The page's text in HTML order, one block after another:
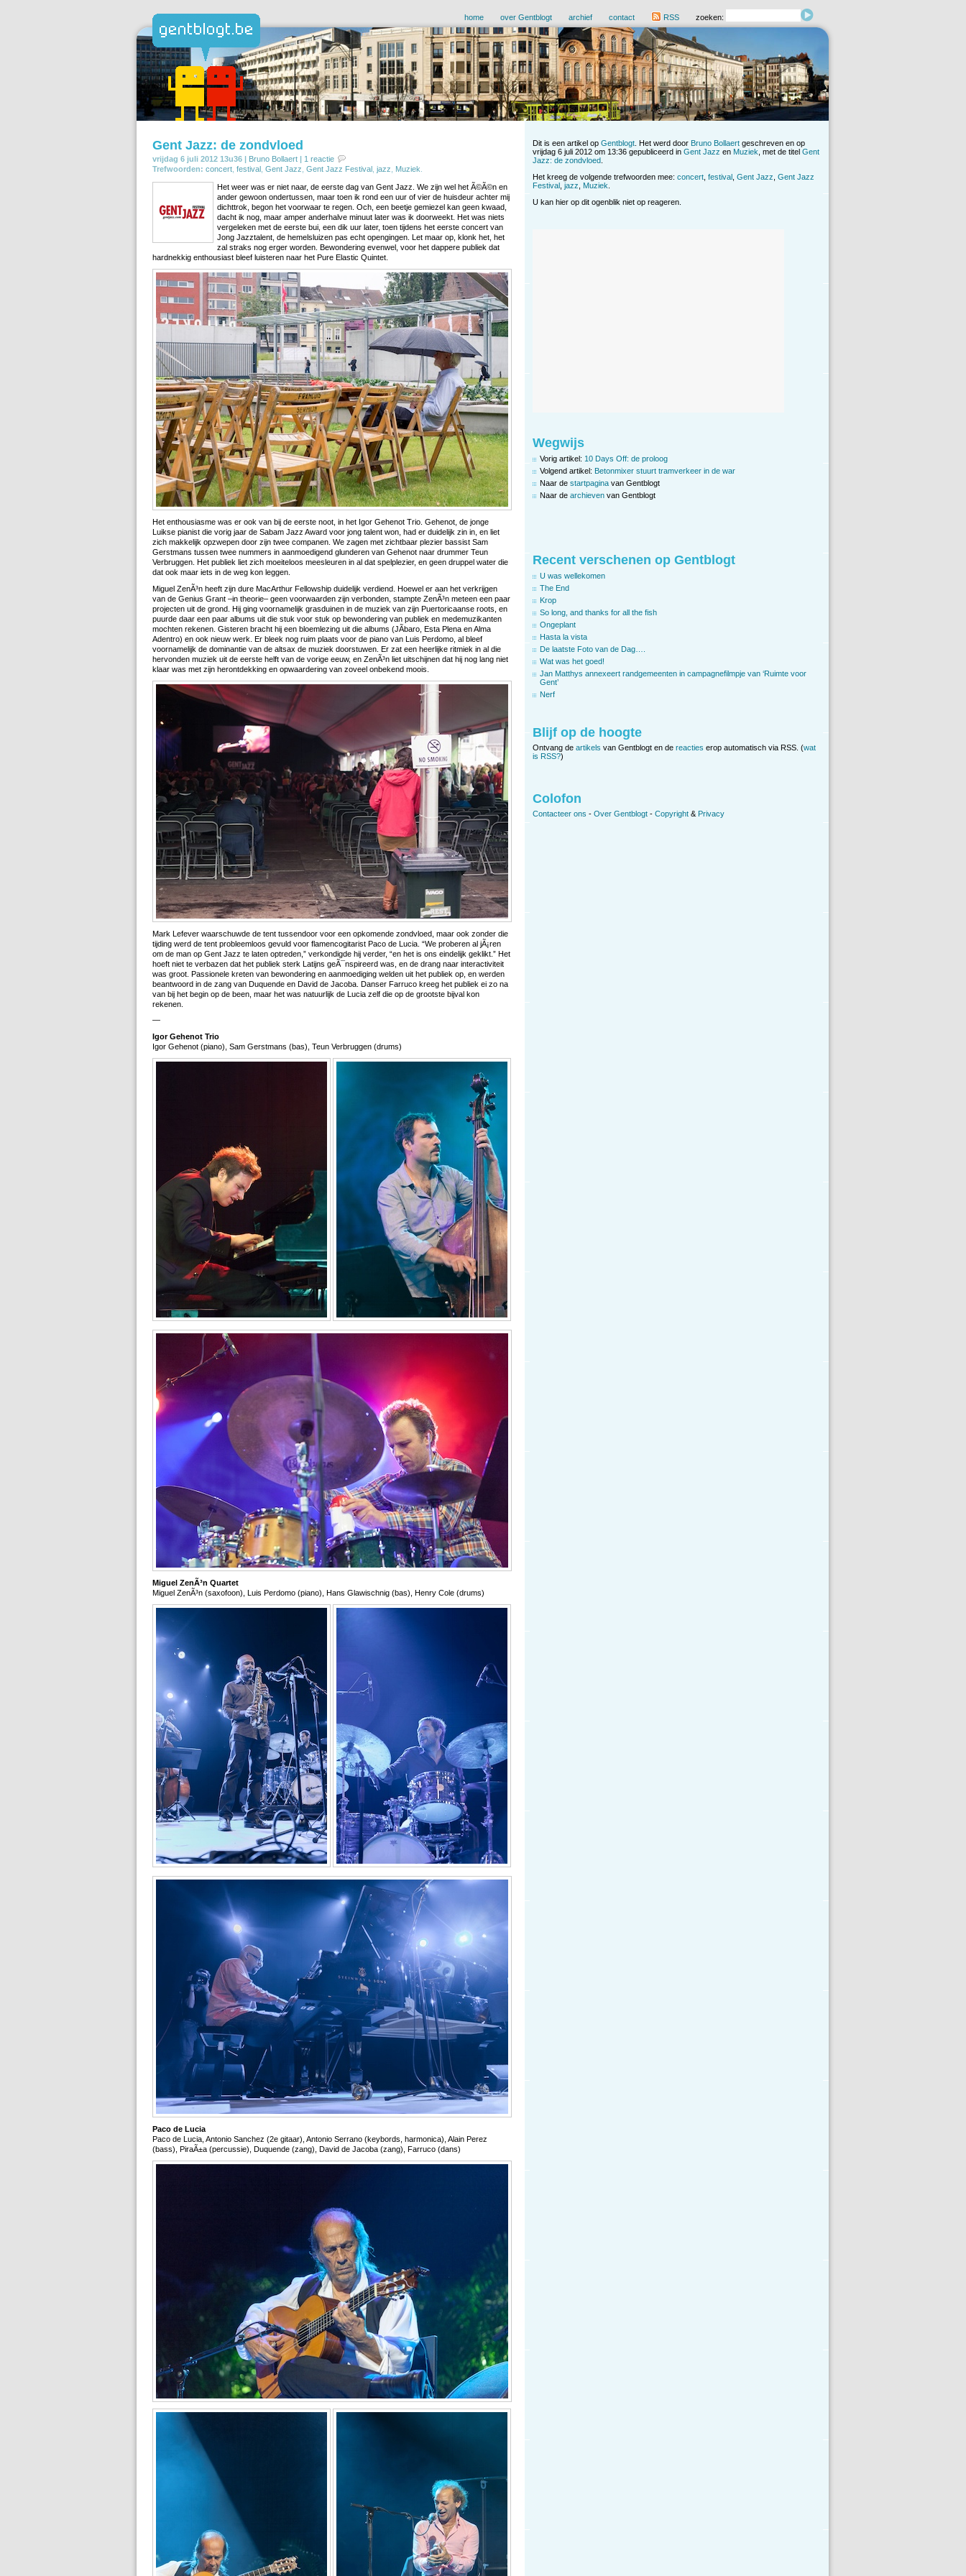
home over Gentblogt archief contact RSS zoeken:
Gent Jazz: de zondvloed
vrijdag 6 juli 2012 13u36 | Bruno Bollaert | 1 reactie
Trefwoorden: concert festival Gent Jazz Gent Jazz Festival jazz Muziek
Het weer was er niet naar, de eerste dag van Gent Jazz. We zijn wel het Ã©Ã©n en
ander gewoon ondertussen, maar toen ik rond een uur of vier de huisdeur achter mij
dichttrok, begon het voorwaar te regen. Och, een beetje gemiezel kan geen kwaad,
dacht ik nog, maar amper anderhalve minuut later was ik doorweekt. Het was niets
vergeleken met de eerste bui, een dik uur later, toen tijdens het eerste concert van
Jong Jazztalent, de hemelsluizen pas echt opengingen. Let maar op, klonk het, het
zal straks nog erger worden. Bewondering evenwel, voor het dappere publiek dat
hardnekkig enthousiast bleef luisteren naar het Pure Elastic Quintet.
Het enthousiasme was er ook van bij de eerste noot, in het Igor Gehenot Trio. Gehenot, de jonge
Luikse pianist die vorig jaar de Sabam Jazz Award voor jong talent won, had er duidelijk zin in, en liet
zich makkelijk opzwepen door zijn twee companen. We zagen met zichtbaar plezier bassist Sam
Gerstmans tussen twee nummers in aanmoedigend glunderen van Gehenot naar drummer Teun
Verbruggen. Het publiek liet zich moeiteloos meesleuren in al dat spelplezier, en geen druppel water die
dat ook maar iets in de weg kon leggen.
Miguel ZenÃ³n heeft zijn dure MacArthur Fellowship duidelijk verdiend. Hoewel er aan het verkrijgen
van de Genius Grant –in theorie– geen voorwaarden zijn verbonden, stampte ZenÃ³n meteen een paar
projecten uit de grond. Hij ging voornamelijk grasduinen in de muziek van zijn Puertoricaanse roots, en
puurde daar een paar albums uit die stuk voor stuk op bewondering van publiek en medemuzikanten
mochten rekenen. Gisteren bracht hij een bloemlezing uit die albums (JÃ­baro, Esta Plena en Alma
Adentro) en ook nieuw werk. Er bleek nog ruim plaats voor de piano van Luis Perdomo, al bleef
voornamelijk de dominantie van de altsax de muziek doorstuwen. Er zat een heerlijke ritmiek in al die
hervonden muziek uit de eerste helft van de vorige eeuw, en ZenÃ³n liet uitschijnen dat hij nog lang niet
klaar was met zijn herontdekking en opwaardering van zoveel onbekend moois.
Mark Lefever waarschuwde de tent tussendoor voor een opkomende zondvloed, maar ook zonder die
tijding werd de tent probleemloos gevuld voor flamencogitarist Paco de Lucia. “We proberen al jÃ¡ren
om de man op Gent Jazz te laten optreden,” verkondigde hij verder, “en het is ons eindelijk geklikt.” Het
hoeft niet te verbazen dat het publiek sterk Latijns geÃ¯nspireerd was, en de drang naar interactiviteit
was groot. Passionele kreten van bewondering en aanmoediging welden uit het publiek op, en werden
beantwoord in de zang van Duquende en David de Jacoba. Danser Farruco kreeg het publiek ei zo na
van bij het begin op de been, maar het was natuurlijk de Lucia zelf die op de grootste bijval kon
rekenen.
—
Igor Gehenot Trio
Igor Gehenot (piano), Sam Gerstmans (bas), Teun Verbruggen (drums)
Miguel ZenÃ³n Quartet
Miguel ZenÃ³n (saxofoon), Luis Perdomo (piano), Hans Glawischnig (bas), Henry Cole (drums)
Paco de Lucia
Paco de Lucia, Antonio Sanchez (2e gitaar), Antonio Serrano (keybords, harmonica), Alain Perez
(bass), PiraÃ±a (percussie), Duquende (zang), David de Jacoba (zang), Farruco (dans)
Dit is een artikel op Gentblogt . Het werd door Bruno Bollaert geschreven en op
vrijdag 6 juli 2012 om 13:36 gepubliceerd in Gent Jazz en Muziek , met de titel Gent
Jazz: de zondvloed
Het kreeg de volgende trefwoorden mee: concert festival Gent Jazz Gent Jazz
Festival
jazz Muziek
U kan hier op dit ogenblik niet op reageren.
Wegwijs
Vorig artikel: 10 Days Off: de proloog
Volgend artikel: Betonmixer stuurt tramverkeer in de war
Naar de startpagina van Gentblogt
Naar de archieven van Gentblogt
Recent verschenen op Gentblogt
U was wellekomen
The End
Krop
So long, and thanks for all the fish
Ongeplant
Hasta la vista
De laatste Foto van de Dag….
Wat was het goed!
Jan Matthys annexeert randgemeenten in campagnefilmpje van ‘Ruimte voor
Gent’
Nerf
Blijf op de hoogte
Ontvang de artikels van Gentblogt en de reacties erop automatisch via RSS. (wat
is RSS?)
Colofon
Contacteer ons - Over Gentblogt - Copyright & Privacy